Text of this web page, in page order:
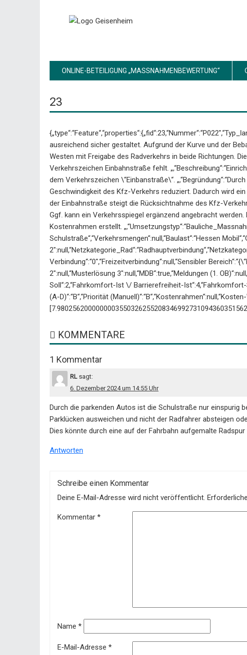
ONLINE-BETEILIGUNG „MASSNAHMENBEWERTUNG“
23
ausreichend sicher gestaltet. Aufgrund der Kurve und der
Westen mit Freigabe des Radverkehrs in beide Richtungen.
Verkehrszeichen Einbahnstraße fehlt.
dem Verkehrszeichen \“Einbanstraße\“.
Geschwindigkeit des Kfz-Verkehrs reduziert. Dadurch wird
der Einbahnstraße steigt die Rücksichtnahme des Kfz-
Ggf. kann ein Verkehrsspiegel ergänzend angebracht
Kostenrahmen erstellt.
Schulstraße“,“Verkehrsmengen“:null,“Baulast“:“Hessen
Verbindung“:“0″,“Freizeitverbindung“:null,“Sensibler
2″:null,“Musterlösung 3″:null,“MDB“:true,“Meldungen (1.
Soll“:2,“Fahrkomfort-Ist \/ Barrierefreiheit-Ist“:4,“Fahrkomfort-
(A-D)“:“B“,“Priorität
KOMMENTARE
1 Kommentar
RL sagt:
6. Dezember 2024 um 14:55 Uhr
Durch die parkenden Autos ist die Schulstraße nur einspurig
Parklücken ausweichen und nicht der Radfahrer absteigen
Dies könnte durch eine auf der Fahrbahn aufgemalte
Antworten
Schreibe einen Kommentar
Deine E-Mail-Adresse wird nicht veröffentlicht.
Kommentar *
Name *
E-Mail-Adresse *